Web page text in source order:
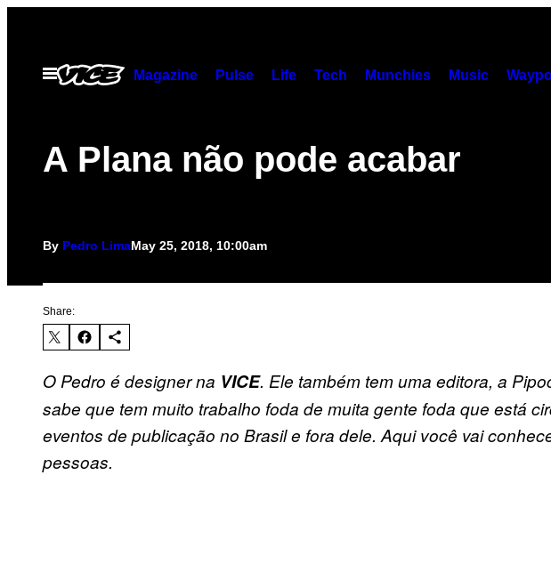
contentOpen
Menu
Magazine Pulse Life Tech Munchies Music
A Plana não pode acabar
By Pedro LimaMay 25, 2018, 10:00am
Share:
O Pedro é designer na VICE. Ele também tem uma editora, a
sabe que tem muito trabalho foda de muita gente foda que está
eventos de publicação no Brasil e fora dele. Aqui você vai
pessoas.